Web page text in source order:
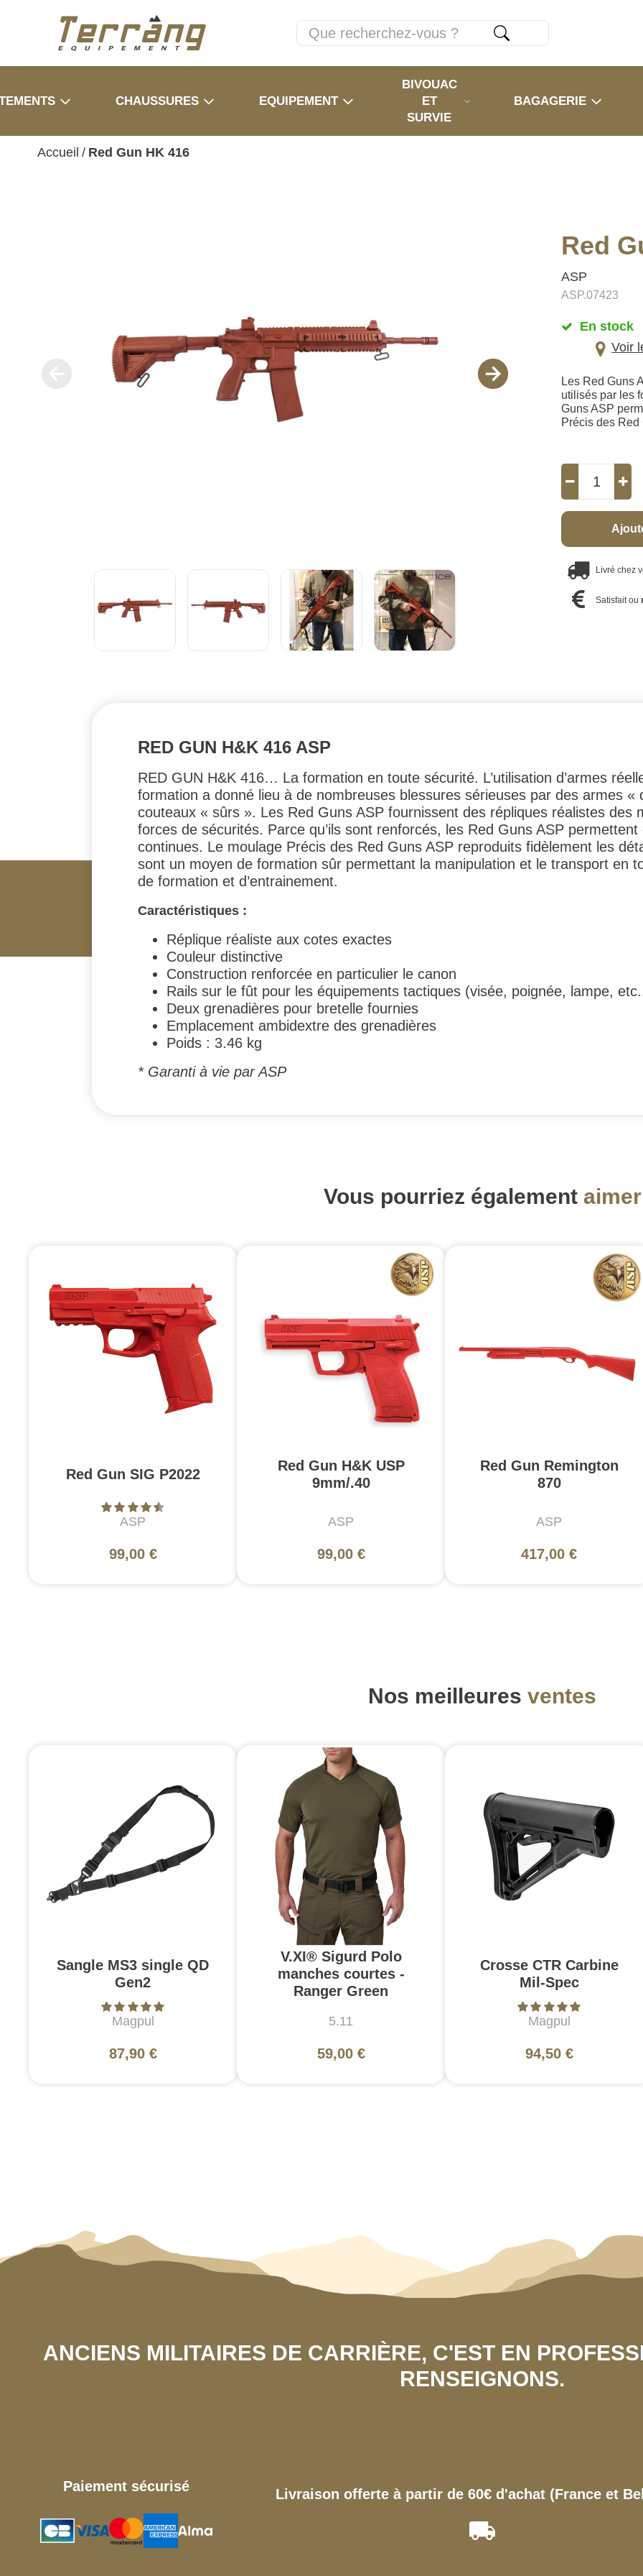
CHAUSSURES EQUIPEMENT
BIVOUAC
ET
SURVIE
BAGAGERIE
Accueil / Red Gun HK 416
Red
ASP
ASP.07423
En stock
Voir
Les Red Guns
utilisés par les
Guns ASP
Précis des Red
Livré chez
Satisfait ou
RED GUN H&K 416 ASP
RED GUN H&K 416… La formation en toute sécurité. L’utilisation d’armes
formation a donné lieu à de nombreuses blessures sérieuses par des armes «
couteaux « sûrs ». Les Red Guns ASP fournissent des répliques réalistes des
forces de sécurités. Parce qu’ils sont renforcés, les Red Guns ASP
continues. Le moulage Précis des Red Guns ASP reproduits fidèlement les
sont un moyen de formation sûr permettant la manipulation et le transport en
de formation et d’entrainement.
Caractéristiques :
Réplique réaliste aux cotes exactes
Couleur distinctive
Construction renforcée en particulier le canon
Rails sur le fût pour les équipements tactiques (visée, poignée, lampe,
Deux grenadières pour bretelle fournies
Emplacement ambidextre des grenadières
Poids : 3.46 kg
* Garanti à vie par ASP
Vous pourriez également aimer
Red Gun SIG P2022
ASP
99,00 €
Red Gun H&K USP
9mm/.40
ASP
99,00 €
Red Gun Remington
870
ASP
417,00 €
Nos meilleures ventes
Sangle MS3 single QD
Gen2
Magpul
87,90 €
V.XI® Sigurd Polo
manches courtes -
Ranger Green
5.11
59,00 €
Crosse CTR Carbine
Mil-Spec
Magpul
94,50 €
ANCIENS MILITAIRES DE CARRIÈRE, C'EST EN
RENSEIGNONS.
Paiement sécurisé Livraison offerte à partir de 60€ d'achat (France et